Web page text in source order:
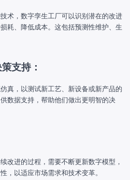
术，数字孪生工厂可以识别潜在的改进
耗、降低成本。这包括预测性维护、生
支持：
真，以测试新工艺、新设备或新产品的
数据支持，帮助他们做出更明智的决
改进的过程，需要不断更新数字模型，
，以适应市场需求和技术变革。